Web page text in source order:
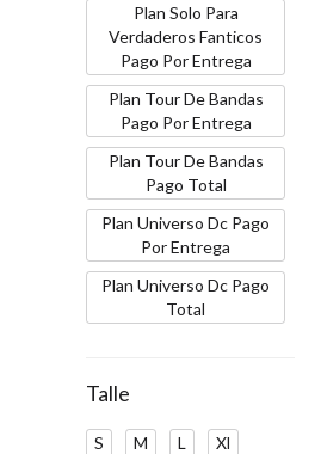
Plan Solo Para
Verdaderos Fanticos
Pago Por Entrega
Plan Tour De Bandas
Pago Por Entrega
Plan Tour De Bandas
Pago Total
Plan Universo Dc Pago
Por Entrega
Plan Universo Dc Pago
Total
Talle
S M L Xl